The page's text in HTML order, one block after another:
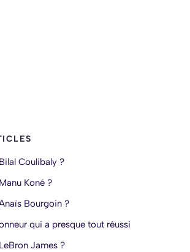
Coulibaly ?
Koné ?
Bourgoin ?
qui a presque tout réussi
James ?